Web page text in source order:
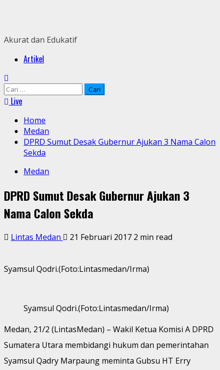
Akurat dan Edukatif
PrimaryArtikel
Cari
untuk:
Live
Home
Medan
DPRD Sumut Desak Gubernur Ajukan 3 Nama Calon
Sekda
Medan
DPRD Sumut Desak Gubernur Ajukan 3
Nama Calon Sekda
Lintas Medan 21 Februari 2017 2 min read
Syamsul Qodri.(Foto:Lintasmedan/Irma)
Syamsul Qodri.(Foto:Lintasmedan/Irma)
Medan, 21/2 (LintasMedan) – Wakil Ketua Komisi A DPRD
Sumatera Utara membidangi hukum dan pemerintahan
Syamsul Qadry Marpaung meminta Gubsu HT Erry